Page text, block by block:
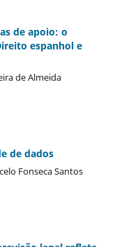
de apoio: o
espanhol e
de Almeida
de dados
Fonseca Santos